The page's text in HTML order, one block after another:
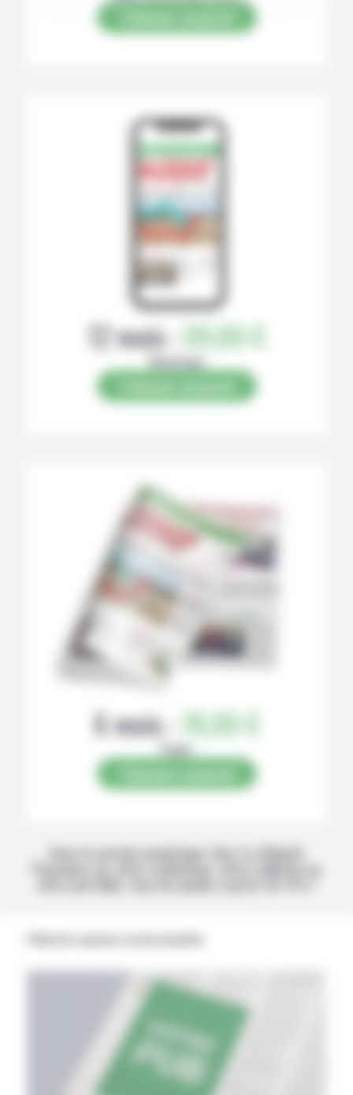
12 mois : 99,00 €
Numérique
6 mois : 78,00 €
Papier
Avec la version numérique, lisez La Volonté
Paysanne sur votre ordinateur, votre tablette ou
votre portable, tous les jeudis à partir de 14 h !